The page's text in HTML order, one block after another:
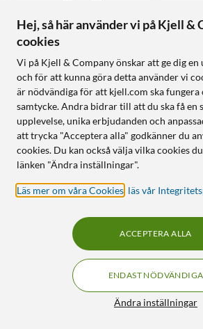
Linocell
USB-A till USB-C-kabel
Svart 3 m
19990
Finns i 6 varianter
Hög överföringshastighet
USB 3.0 (5 Gb/s)
100+ st
Linocell
Flätad
kabel
19990
Finns i
För
Mb/s
Online:
Hej, så här använder vi på Kjell &
cookies
Vi på Kjell & Company önskar att ge dig
och för att kunna göra detta använder vi
är nödvändiga för att kjell.com ska
samtycke. Andra bidrar till att du ska få en
upplevelse, unika erbjudanden och
att trycka "Acceptera alla" godkänner du
cookies. Du kan också välja vilka cookies
länken "Ändra inställningar".
Läs mer om våra Cookies läs vår
Ändra inställningar
ENDAST NÖDVÄNDIGA
ACCEPTERA ALLA